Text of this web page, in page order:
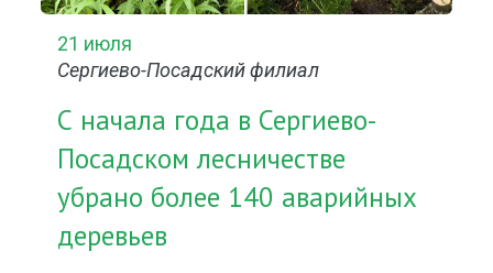
21 июля
Сергиево-Посадский филиал
С начала года в Сергиево-
Посадском лесничестве
убрано более 140 аварийных
деревьев